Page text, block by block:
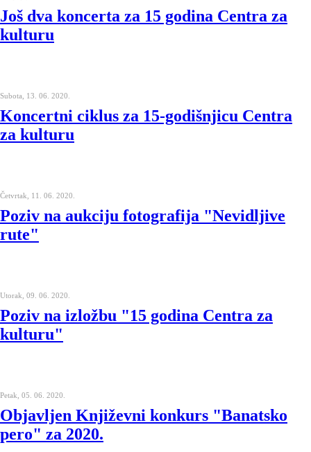
Još dva koncerta za 15 godina Centra za
kulturu
Subota, 13. 06. 2020.
Koncertni ciklus za 15-godišnjicu Centra
za kulturu
Četvrtak, 11. 06. 2020.
Poziv na aukciju fotografija "Nevidljive
rute"
Utorak, 09. 06. 2020.
Poziv na izložbu "15 godina Centra za
kulturu"
Petak, 05. 06. 2020.
Objavljen Književni konkurs "Banatsko
pero" za 2020.